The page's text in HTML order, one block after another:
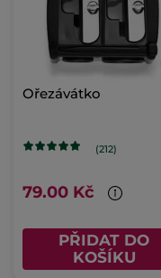
Ořezávátko
(212)
79.00 Kč
PŘIDAT DO
KOŠÍKU